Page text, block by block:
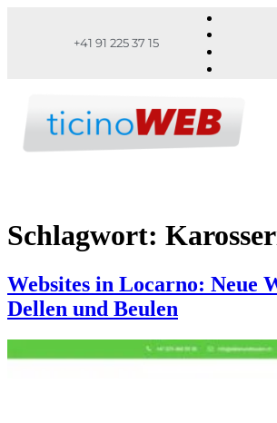
+41 91 225 37 15
Schlagwort:
Websites in Locarno: Neue
Dellen und Beulen